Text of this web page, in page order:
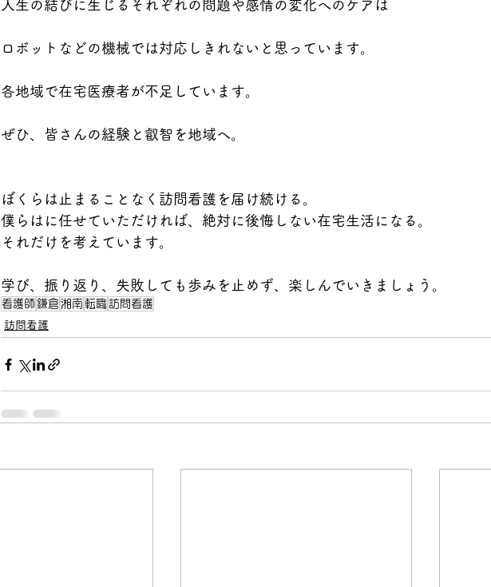
人生の結びに生じるそれぞれの問題や感情の変化へのケアは
ロボットなどの機械では対応しきれないと思っています。
各地域で在宅医療者が不足しています。
ぜひ、皆さんの経験と叡智を地域へ。
ぼくらは止まることなく訪問看護を届け続ける。
僕らはに任せていただければ、絶対に後悔しない在宅生活になる。
それだけを考えています。
学び、振り返り、失敗しても歩みを止めず、楽しんでいきましょう。
看護師 鎌倉湘南 転職訪問看護
訪問看護